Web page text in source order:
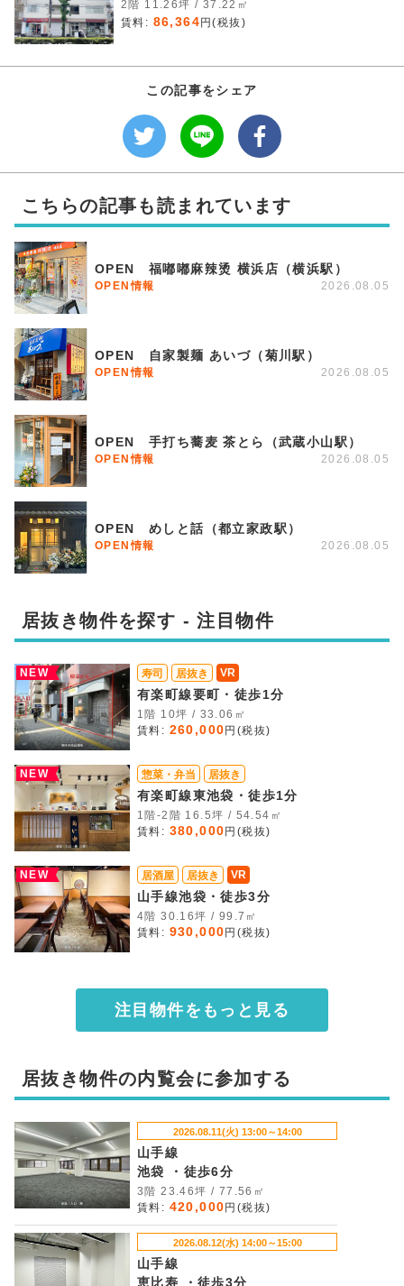
2階 11.26坪 / 37.22㎡
賃料: 86,364 円(税抜)
この記事をシェア
こちらの記事も読まれています
OPEN 福嘟嘟麻辣烫 横浜店（横浜駅）
OPEN情報 2026.08.05
OPEN 自家製麺 あいづ（菊川駅）
OPEN情報 2026.08.05
OPEN 手打ち蕎麦 茶とら（武蔵小山駅）
OPEN情報 2026.08.05
OPEN めしと話（都立家政駅）
OPEN情報 2026.08.05
居抜き物件を探す - 注目物件
NEW 寿司 居抜き VR
有楽町線要町・徒歩1分
1階 10坪 / 33.06㎡
賃料: 260,000 円(税抜)
NEW 惣菜・弁当 居抜き
有楽町線東池袋・徒歩1分
1階-2階 16.5坪 / 54.54㎡
賃料: 380,000 円(税抜)
NEW 居酒屋 居抜き VR
山手線池袋・徒歩3分
4階 30.16坪 / 99.7㎡
賃料: 930,000 円(税抜)
注目物件をもっと見る
居抜き物件の内覧会に参加する
2026.08.11(火) 13:00～14:00
山手線
池袋 ・徒歩6分
3階 23.46坪 / 77.56㎡
賃料: 420,000 円(税抜)
2026.08.12(水) 14:00～15:00
山手線
恵比寿 ・徒歩3分